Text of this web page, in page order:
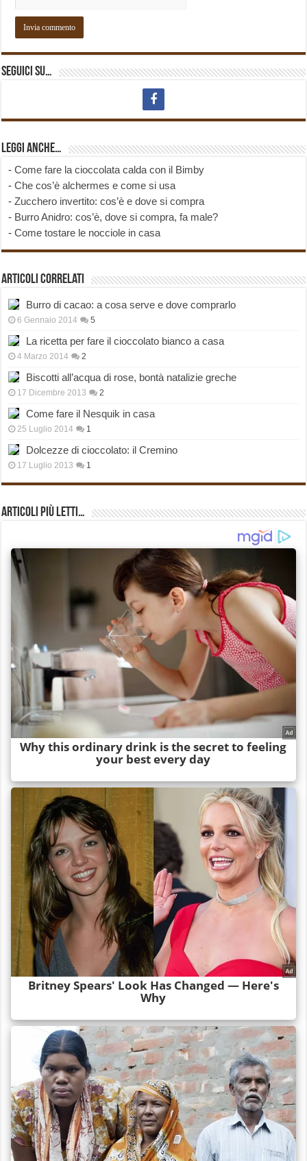
Seguici su…
Leggi anche…
-Come fare la cioccolata calda con il Bimby
-Che cos’è alchermes e come si usa
-Zucchero invertito: cos’è e dove si compra
- Burro Anidro: cos’è, dove si compra, fa male?
-Come tostare le nocciole in casa
Articoli correlati
Burro di cacao: a cosa serve e dove comprarlo
6 Gennaio 2014 5
La ricetta per fare il cioccolato bianco a casa
4 Marzo 2014 2
Biscotti all’acqua di rose, bontà natalizie greche
17 Dicembre 2013 2
Come fare il Nesquik in casa
25 Luglio 2014 1
Dolcezze di cioccolato: il Cremino
17 Luglio 2013 1
Articoli più Letti…